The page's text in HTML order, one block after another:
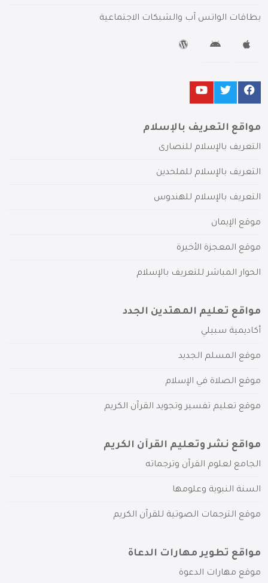
بطاقات الواتس آب والشبكات الاجتماعية
مواقع التعريف بالإسلام
التعريف بالإسلام للنصارى
التعريف بالإسلام للملحدين
التعريف بالإسلام للهندوس
موقع الإيمان
موقع المعجزة الأخيرة
الحوار المباشر للتعريف بالإسلام
مواقع تعليم المهتدين الجدد
أكاديمية سبيلي
موقع المسلم الجديد
موقع الصلاة في الإسلام
موقع تعليم تفسير وتجويد القرآن الكريم
مواقع نشر وتعليم القرآن الكريم
الجامع لعلوم القرآن وترجماته
السنة النبوية وعلومها
موقع الترجمات الصوتية للقرآن الكريم
مواقع تطوير مهارات الدعاة
موقع مهارات الدعوة